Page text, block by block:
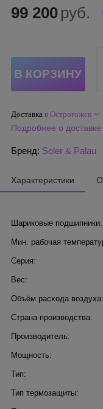
99 200 руб.
Доставка в Острогожск
Подробнее о доставке
Бренд: Soler & Palau
Характеристики
Шариковые подшипники:
Мин. рабочая
Серия:
Вес:
Объём расхода воздуха:
Страна производства:
Производитель:
Мощность:
Тип:
Тип термозащиты: